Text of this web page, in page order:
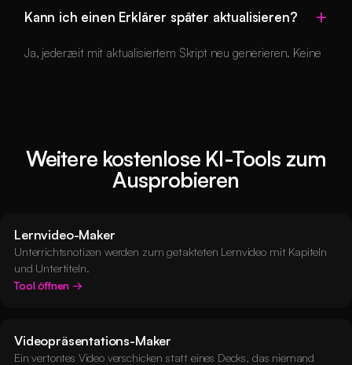
Timeline. Das Tool ist für Gründerinnen und Gründer,
Marketing-Teams und Lehrkräfte gemacht, nicht nur für
professionelle Designer.
Hochformat für TikTok, Reels und Shorts sowie 1:1 Quadrat
Einsatzort des Erklärvideos passt, und die KI kadriert jede
Kann ich einen Erklärer später aktualisieren?
Ja, jederzeit mit aktualisiertem Skript neu generieren. Keine
Weitere kostenlose KI-Tools zum
Ausprobieren
Lernvideo-Maker
Unterrichtsnotizen werden zum getakteten Lernvideo mit Kapiteln
und Untertiteln.
Tool öffnen
Videopräsentations-Maker
Ein vertontes Video verschicken statt eines Decks, das niemand